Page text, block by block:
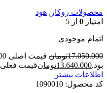
محصولات روکار , هود
امتیاز 0 از 5
اتمام موجودی
17.050.000تومان
بود.13.640.000تومانقیمت فعلی 13.640.000تومان است.
اطلاعات بیشتر
کد محصول: 1090010